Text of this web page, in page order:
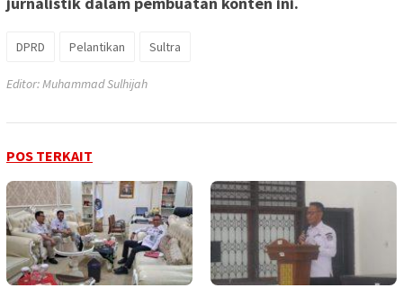
DPRD Pelantikan Sultra
Editor: Muhammad Sulhijah
POS TERKAIT